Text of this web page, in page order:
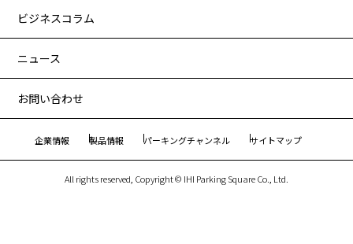
ビジネスコラム
ニュース
お問い合わせ
企業情報 製品情報 パーキングチャンネル サイトマップ
All rights reserved, Copyright © IHI Parking Square Co., Ltd.